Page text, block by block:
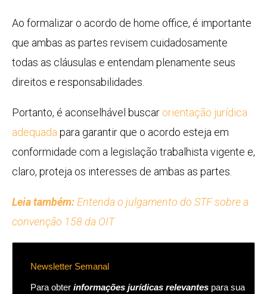
Ao formalizar o acordo de home office, é importante
que ambas as partes revisem cuidadosamente
todas as cláusulas e entendam plenamente seus
direitos e responsabilidades.
Portanto, é aconselhável buscar orientação jurídica
adequada para garantir que o acordo esteja em
conformidade com a legislação trabalhista vigente e,
claro, proteja os interesses de ambas as partes.
Leia também: Entenda o julgamento do STF sobre a
convenção 158 da OIT
Newsletter Semanal
Para obter informações jurídicas relevantes para sua